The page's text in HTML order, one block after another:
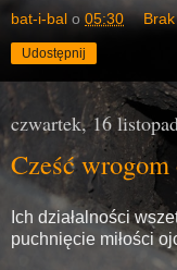
bat-i-bal o 05:30
Udostępnij
czwartek, 16
Cześć
Ich działalności
puchnięcie miłości